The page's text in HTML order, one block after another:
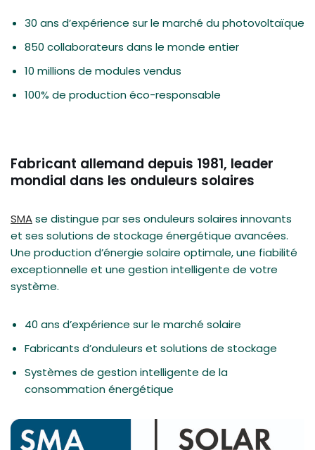
30 ans d’expérience sur le marché du photovoltaïque
850 collaborateurs dans le monde entier
10 millions de modules vendus
100% de production éco-responsable
Fabricant allemand depuis 1981, leader
mondial dans les onduleurs solaires
SMAse distingue par ses onduleurs solaires innovants
et ses solutions de stockage énergétique avancées.
Une production d’énergie solaire optimale, une fiabilité
exceptionnelle et une gestion intelligente de votre
système.
40 ans d’expérience sur le marché solaire
Fabricants d’onduleurs et solutions de stockage
Systèmes de gestion intelligente de la
consommation énergétique